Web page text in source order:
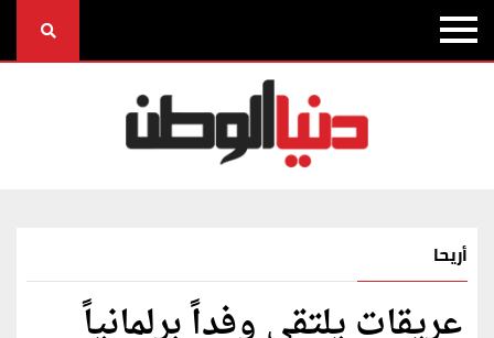
أريحا
عريقات يلتقي وفداً برلمانياً